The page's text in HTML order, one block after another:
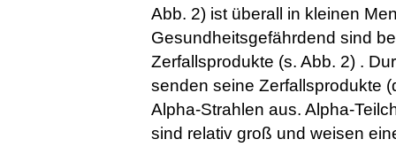
Abb. 2) ist überall in kleinen
Gesundheitsgefährdend sind
Zerfallsprodukte (s. Abb. 2) .
senden seine Zerfallsprodukte
Alpha-Strahlen aus. Alpha-
sind relativ groß und weisen